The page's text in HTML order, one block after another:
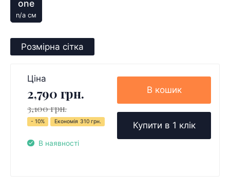
one
n/a см
Розмірна сітка
Ціна
2,790 грн.
3,100 грн.
- 10% Економія 310 грн.
В наявності
В кошик
Купити в 1 клік